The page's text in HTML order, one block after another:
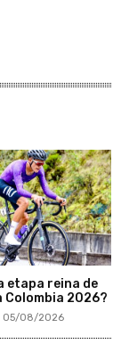
etapa reina de
Colombia 2026?
05/08/2026